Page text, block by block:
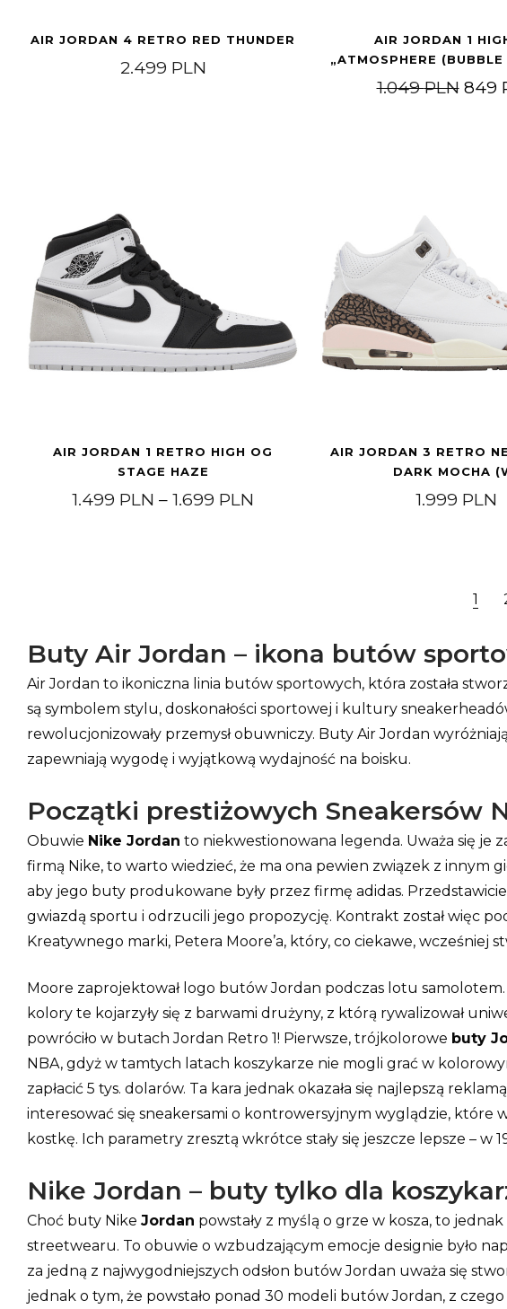
AIR JORDAN 4 RETRO RED THUNDER
2.499 PLN
AIR JORDAN 1
„ATMOSPHERE
1.049PLN 849
AIR JORDAN 1 RETRO HIGH OG
STAGE HAZE
1.499 PLN – 1.699 PLN Price range: 1.499 PLN
AIR JORDAN 3 RETRO
DARK MOCHA
1.999 PLN
1
Buty Air Jordan – ikona butów
Air Jordan to ikoniczna linia butów sportowych, która została
są symbolem stylu, doskonałości sportowej i kultury
rewolucjonizowały przemysł obuwniczy. Buty Air Jordan
zapewniają wygodę i wyjątkową wydajność na boisku.
Początki prestiżowych Sneakersów
Obuwie Nike Jordan to niekwestionowana legenda. Uważa się je
firmą Nike, to warto wiedzieć, że ma ona pewien związek z innym
aby jego buty produkowane były przez firmę adidas.
gwiazdą sportu i odrzucili jego propozycję. Kontrakt został więc
Kreatywnego marki, Petera Moore’a, który, co ciekawe, wcześniej
Moore zaprojektował logo butów Jordan podczas lotu
kolory te kojarzyły się z barwami drużyny, z którą rywalizował
powróciło w butach Jordan Retro 1! Pierwsze, trójkolorowe buty
NBA, gdyż w tamtych latach koszykarze nie mogli grać w
zapłacić 5 tys. dolarów. Ta kara jednak okazała się najlepszą
interesować się sneakersami o kontrowersyjnym wyglądzie, które
kostkę. Ich parametry zresztą wkrótce stały się jeszcze lepsze –
Nike Jordan – buty tylko dla
Choć buty Nike Jordan powstały z myślą o grze w kosza, to
streetwearu. To obuwie o wzbudzającym emocje designie było
za jedną z najwygodniejszych odsłon butów Jordan uważa się
jednak o tym, że powstało ponad 30 modeli butów Jordan, z